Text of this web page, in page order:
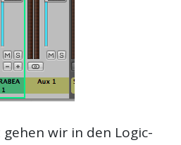
wir in den Logic-